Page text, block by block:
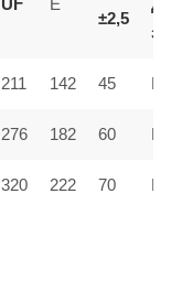
UF E
±2,5
211 142 45
276 182 60
320 222 70